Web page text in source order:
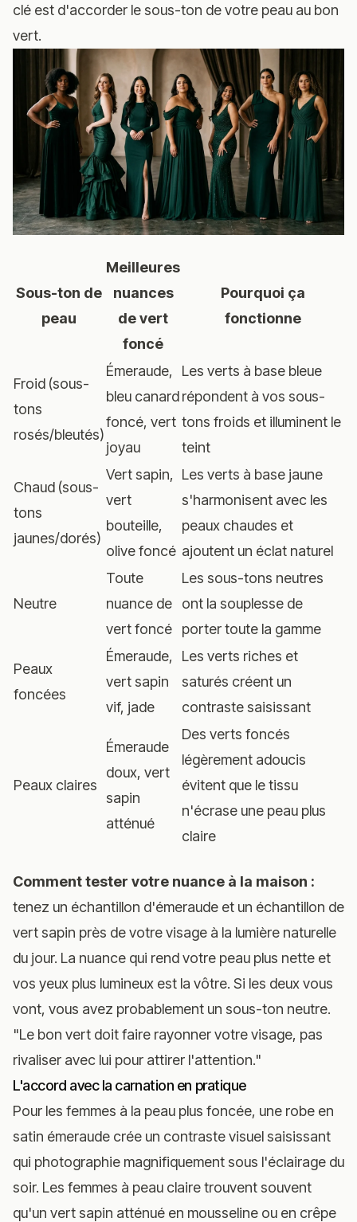
clé est d'accorder le sous-ton de votre peau au bon
vert.
Sous-ton de
peau
Meilleures
nuances
de vert
foncé
Pourquoi ça
fonctionne
Froid (sous-
tons
rosés/bleutés)
Émeraude,
bleu canard
foncé, vert
joyau
Les verts à base bleue
répondent à vos sous-
tons froids et illuminent le
teint
Chaud (sous-
tons
jaunes/dorés)
Vert sapin,
vert
bouteille,
olive foncé
Les verts à base jaune
s'harmonisent avec les
peaux chaudes et
ajoutent un éclat naturel
Neutre
Toute
nuance de
vert foncé
Les sous-tons neutres
ont la souplesse de
porter toute la gamme
Peaux
foncées
Émeraude,
vert sapin
vif, jade
Les verts riches et
saturés créent un
contraste saisissant
Peaux claires
Émeraude
doux, vert
sapin
atténué
Des verts foncés
légèrement adoucis
évitent que le tissu
n'écrase une peau plus
claire
Comment tester votre nuance à la maison :
tenez un échantillon d'émeraude et un échantillon de
vert sapin près de votre visage à la lumière naturelle
du jour. La nuance qui rend votre peau plus nette et
vos yeux plus lumineux est la vôtre. Si les deux vous
vont, vous avez probablement un sous-ton neutre.
"Le bon vert doit faire rayonner votre visage, pas
rivaliser avec lui pour attirer l'attention."
L'accord avec la carnation en pratique
Pour les femmes à la peau plus foncée, une robe en
satin émeraude crée un contraste visuel saisissant
qui photographie magnifiquement sous l'éclairage du
soir. Les femmes à peau claire trouvent souvent
qu'un vert sapin atténué en mousseline ou en crêpe